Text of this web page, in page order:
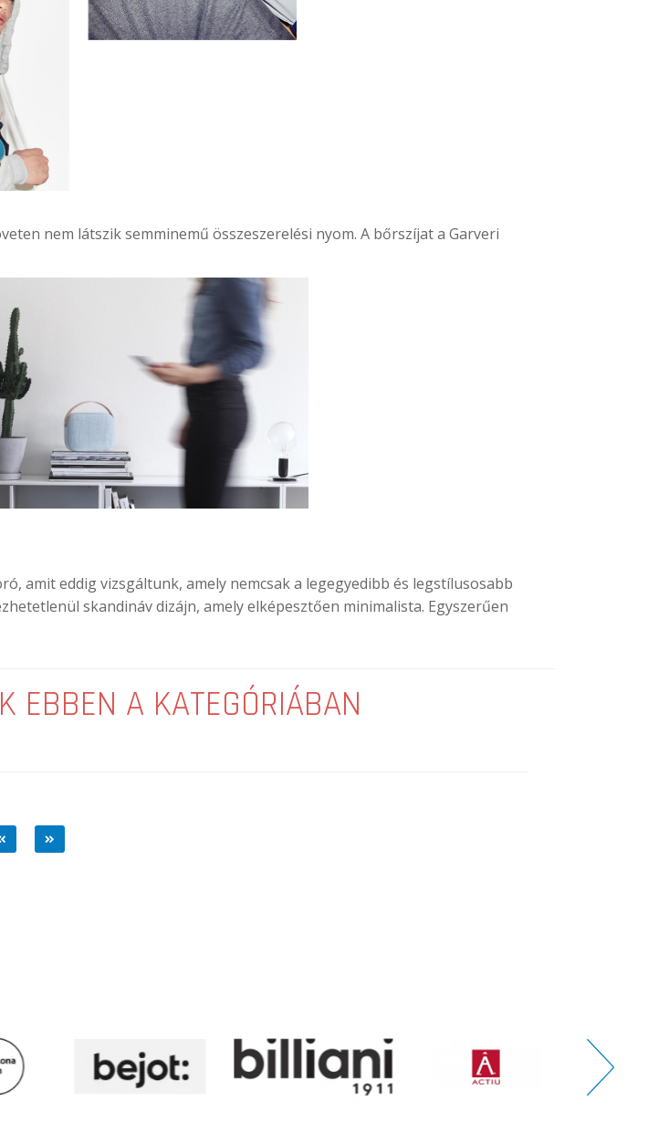
nem látszik semminemű összeszerelési nyom. A bőrszíjat a Garveri
amit eddig vizsgáltunk, amely nemcsak a legegyedibb és legstílusosabb
skandináv dizájn, amely elképesztően minimalista. Egyszerűen
EBBEN A KATEGÓRIÁBAN